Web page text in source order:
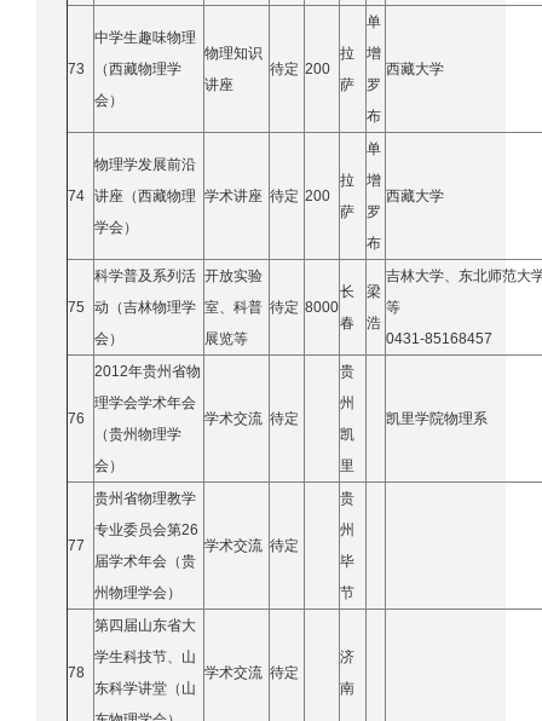
73
中学生趣味物理
（西藏物理学
会）
物理知识
讲座
待定 200
拉
萨
单
增
罗
布
西藏大学
74
物理学发展前沿
讲座（西藏物理
学会）
学术讲座 待定 200
拉
萨
单
增
罗
布
西藏大学
75
科学普及系列活
动（吉林物理学
会）
开放实验
室、科普
展览等
待定 8000
长
春
梁
浩
吉林大学、东北师范大
等
0431-85168457
76
2012年贵州省物
理学会学术年会
（贵州物理学
会）
学术交流 待定
贵
州
凯
里
凯里学院物理系
77
贵州省物理教学
专业委员会第26
届学术年会（贵
州物理学会）
学术交流 待定
贵
州
毕
节
78
第四届山东省大
学生科技节、山
东科学讲堂（山
学术交流 待定
济
南